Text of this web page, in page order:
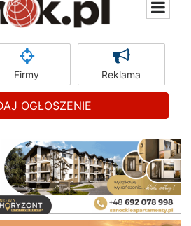
Firmy Reklama
OGŁOSZENIE